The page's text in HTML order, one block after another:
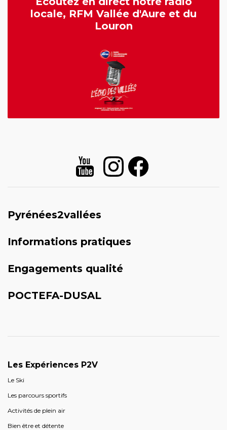
locale, RFM Vallée d'Aure et du
Louron
Pyrénées2vallées
Informations pratiques
Engagements qualité
POCTEFA-DUSAL
Les Expériences P2V
Le Ski
Les parcours sportifs
Activités de plein air
Bien être et détente